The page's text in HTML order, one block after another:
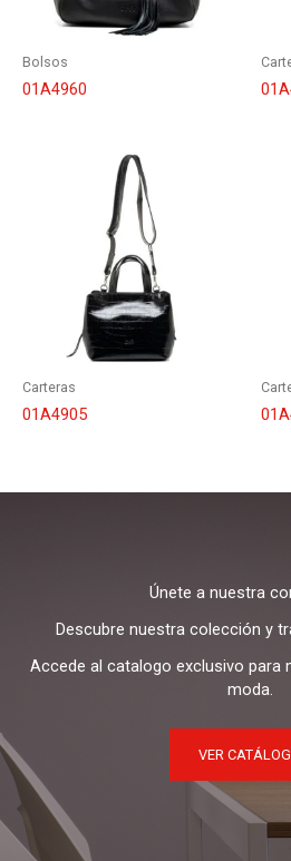
Bolsos
01A4960
Carteras
01A4905
Únete a nuestra
Descubre nuestra colección y
Accede al catalogo exclusivo para
moda.
VER